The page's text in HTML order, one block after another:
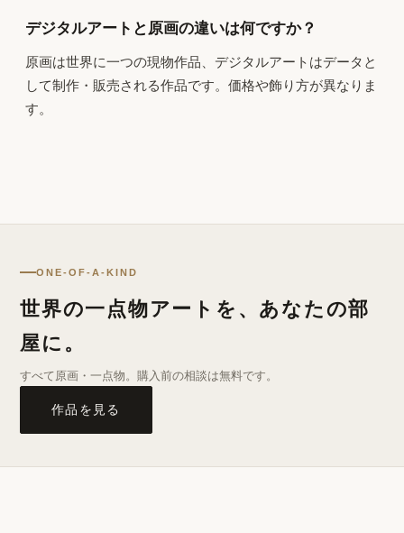
デジタルアートと原画の違いは何ですか？
原画は世界に一つの現物作品、デジタルアートはデータと
して制作・販売される作品です。価格や飾り方が異なりま
す。
ONE-OF-A-KIND
世界の一点物アートを、あなたの部
屋に。
すべて原画・一点物。購入前の相談は無料です。
作品を見る